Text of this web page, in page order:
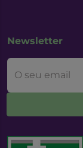
Newsletter
O seu email